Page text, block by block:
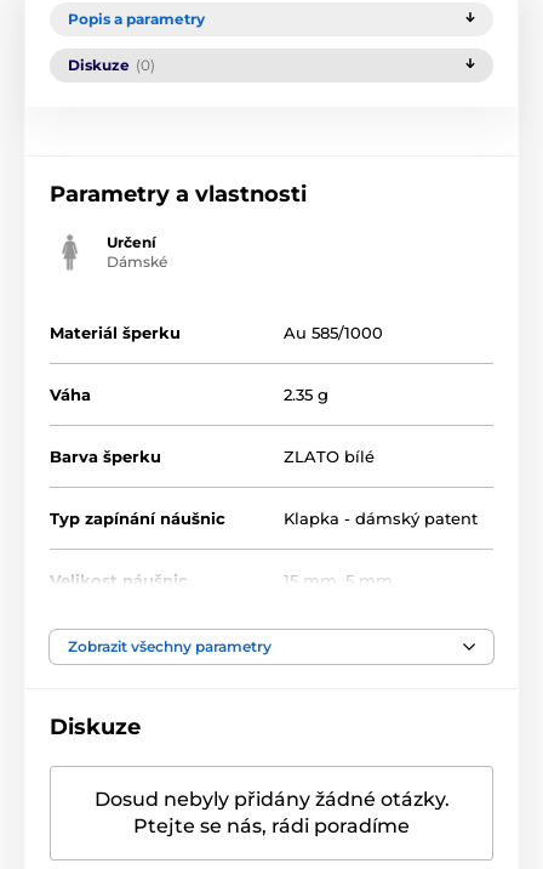
Popis a parametry
Diskuze (0)
Parametry a vlastnosti
Určení
Dámské
Materiál šperku Au 585/1000
Váha 2.35 g
Barva šperku ZLATO bílé
Typ zapínání náušnic Klapka - dámský patent
Velikost náušnic 15 mm 5 mm
Typ kamene
Zobrazit všechny parametry
Diskuze
Dosud nebyly přidány žádné otázky.
Ptejte se nás, rádi poradíme